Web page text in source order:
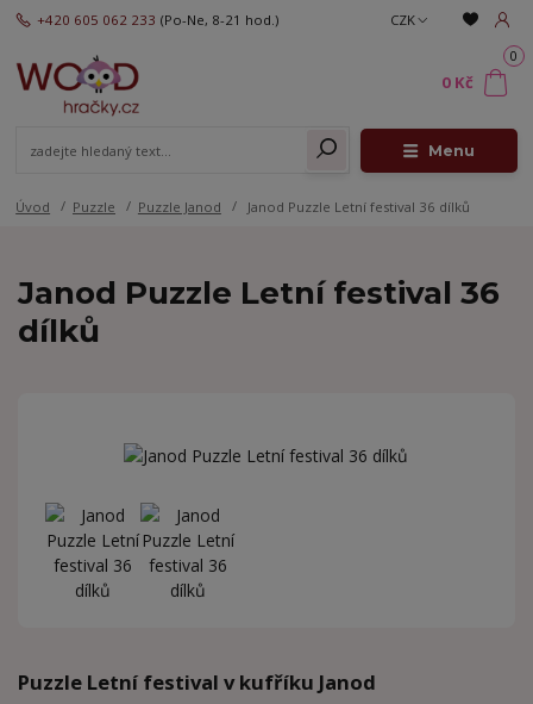
Menu
CZK
+420 605 062 233 (Po-Ne, 8-21 hod.)
0
0 Kč
Úvod Puzzle Puzzle Janod Janod Puzzle Letní festival 36 dílků
Janod Puzzle Letní festival 36
dílků
Puzzle Letní festival v kufříku Janod